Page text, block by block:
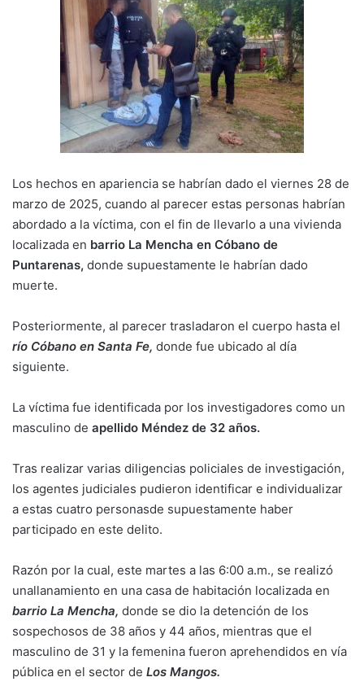
Los hechos en apariencia se habrían dado el viernes 28 de
marzo de 2025, cuando al parecer estas personas habrían
abordado a la víctima, con el fin de llevarlo a una vivienda
localizada en barrio La Mencha en Cóbano de
Puntarenas, donde supuestamente le habrían dado
muerte.
Posteriormente, al parecer trasladaron el cuerpo hasta el
río Cóbano en Santa Fe, donde fue ubicado al día
siguiente.
La víctima fue identificada por los investigadores como un
masculino de apellido Méndez de 32 años.
Tras realizar varias diligencias policiales de investigación,
los agentes judiciales pudieron identificar e individualizar
a estas cuatro personasde supuestamente haber
participado en este delito.
Razón por la cual, este martes a las 6:00 a.m., se realizó
unallanamiento en una casa de habitación localizada en
barrio La Mencha, donde se dio la detención de los
sospechosos de 38 años y 44 años, mientras que el
masculino de 31 y la femenina fueron aprehendidos en vía
pública en el sector de Los Mangos.